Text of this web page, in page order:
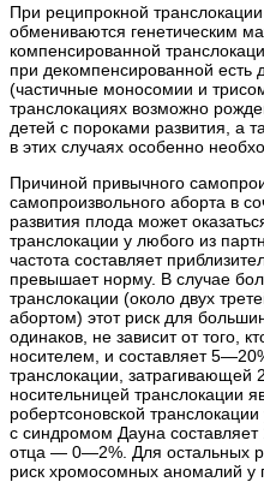
При реципрокной
обмениваются генетическим
компенсированной
при декомпенсированной есть
(частичные моносомии и
транслокациях возможно
детей с пороками развития, а
в этих случаях особенно
Причиной привычного
самопроизвольного аборта в
развития плода может
транслокации у любого из
частота составляет
превышает норму. В случае
транслокации (около двух
абортом) этот риск для
одинаков, не зависит от того,
носителем, и составляет
транслокации,
носительницей транслокации
робертсоновской
с синдромом Дауна
отца — 0—2%. Для остальных
риск хромосомных аномалий у